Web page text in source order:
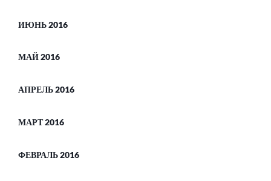
ИЮНЬ 2016
МАЙ 2016
АПРЕЛЬ 2016
МАРТ 2016
ФЕВРАЛЬ 2016